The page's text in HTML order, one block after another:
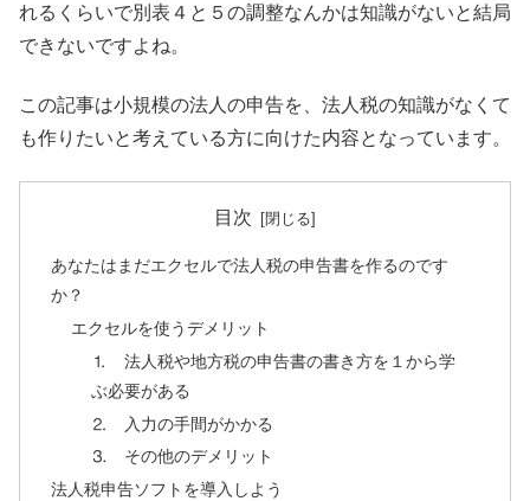
れるくらいで別表４と５の調整なんかは知識がないと結局
できないですよね。
この記事は小規模の法人の申告を、法人税の知識がなくて
も作りたいと考えている方に向けた内容となっています。
目次
あなたはまだエクセルで法人税の申告書を作るのです
か？
エクセルを使うデメリット
⒈ 法人税や地方税の申告書の書き方を１から学
ぶ必要がある
⒉ 入力の手間がかかる
⒊ その他のデメリット
法人税申告ソフトを導入しよう